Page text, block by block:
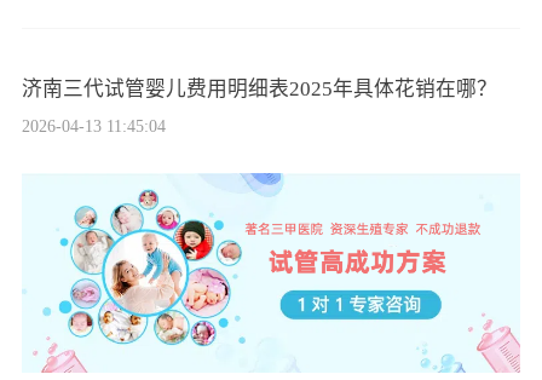
济南三代试管婴儿费用明细表2025年具体花销在哪？
2026-04-13 11:45:04